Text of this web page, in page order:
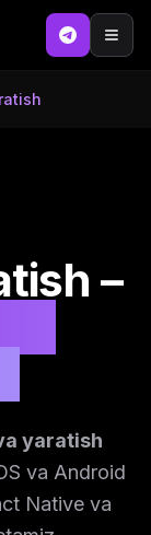
–
yaratish
va Android
Native va